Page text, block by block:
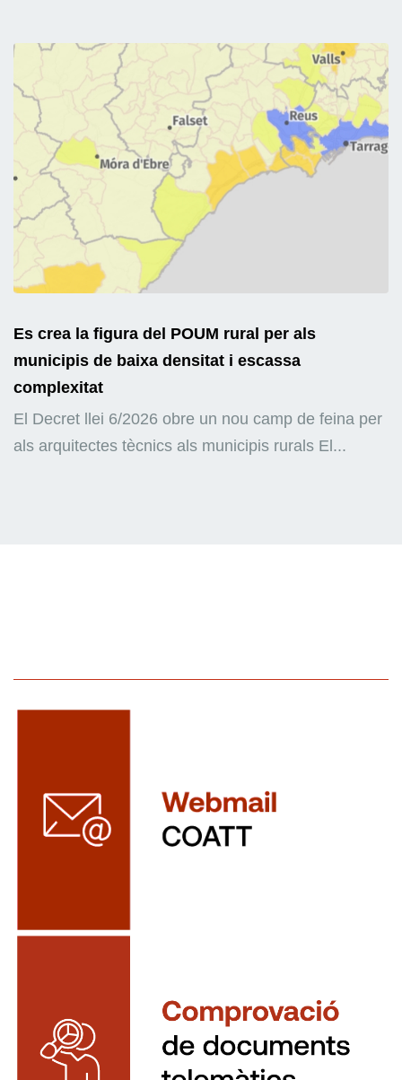
Es crea la figura del POUM rural per als
municipis de baixa densitat i escassa
complexitat
El Decret llei 6/2026 obre un nou camp de feina per
als arquitectes tècnics als municipis rurals El...